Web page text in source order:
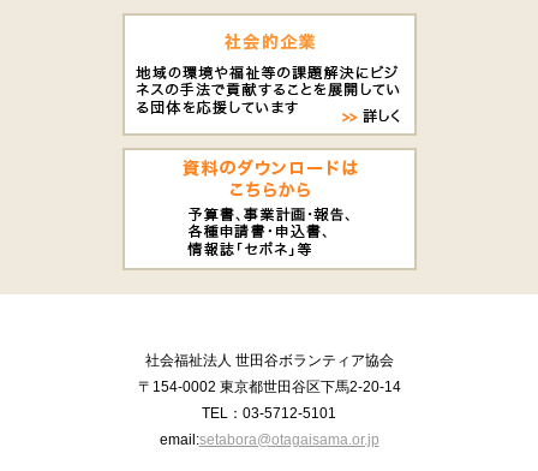
社会福祉法人 世田谷ボランティア協会
〒154-0002 東京都世田谷区下馬2-20-14
TEL：03-5712-5101
email:setabora@otagaisama.or.jp